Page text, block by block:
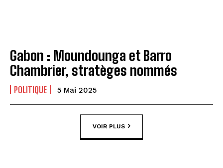
Gabon : Moundounga et Barro
Chambrier, stratèges nommés
POLITIQUE 5 Mai 2025
VOIR PLUS